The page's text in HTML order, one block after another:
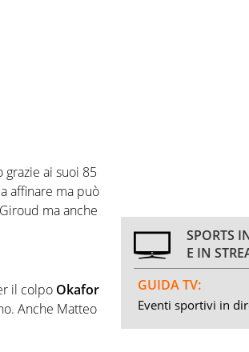
grazie ai suoi 85
affinare ma può
ma anche
il colpo Okafor
Anche Matteo
SPORTS
E IN
GUIDA TV:
Eventi sportivi in